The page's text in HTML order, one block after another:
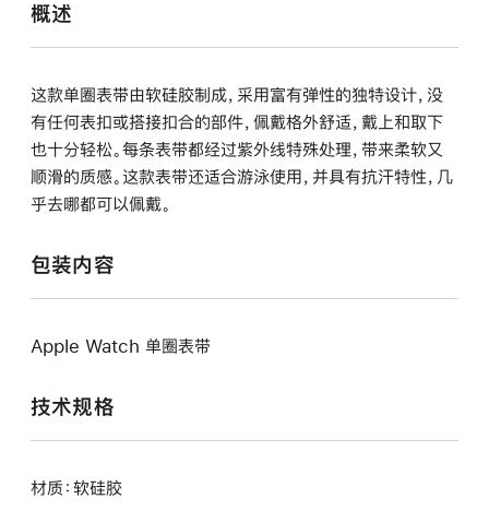
概述
这款单圈表带由软硅胶制成，采用富有弹性的独特设计，没
有任何表扣或搭接扣合的部件，佩戴格外舒适，戴上和取下
也十分轻松。每条表带都经过紫外线特殊处理，带来柔软又
顺滑的质感。这款表带还适合游泳使用，并具有抗汗特性，几
乎去哪都可以佩戴。
包装内容
Apple Watch 单圈表带
技术规格
材质：软硅胶